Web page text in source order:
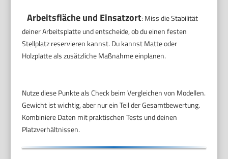
Arbeitsfläche und Einsatzort: Miss die Stabilität
deiner Arbeitsplatte und entscheide, ob du einen festen
Stellplatz reservieren kannst. Du kannst Matte oder
Holzplatte als zusätzliche Maßnahme einplanen.
Nutze diese Punkte als Check beim Vergleichen von Modellen.
Gewicht ist wichtig, aber nur ein Teil der Gesamtbewertung.
Kombiniere Daten mit praktischen Tests und deinen
Platzverhältnissen.